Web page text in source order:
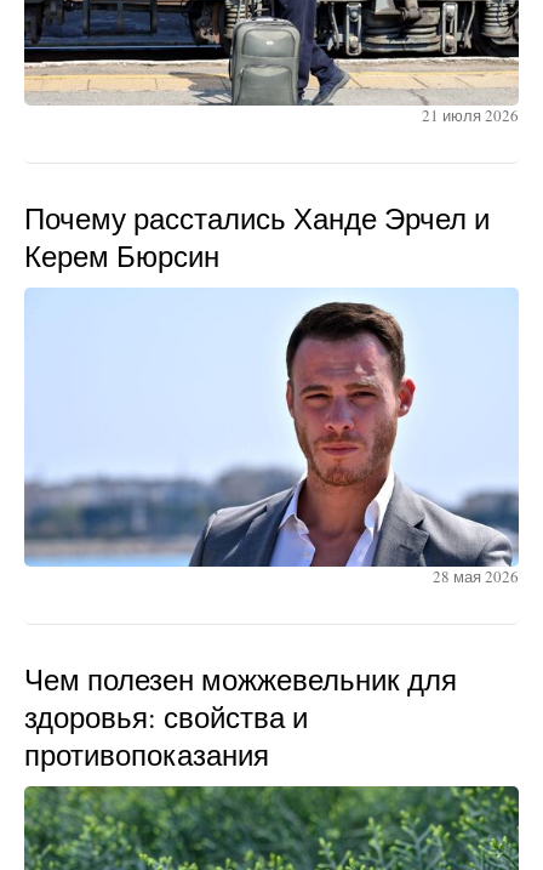
21 июля 2026
Почему расстались Ханде Эрчел и
Керем Бюрсин
28 мая 2026
Чем полезен можжевельник для
здоровья: свойства и
противопоказания